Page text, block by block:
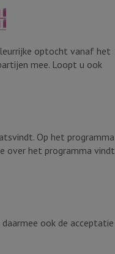
optocht vanaf het
mee. Loopt u ook
Op het programma
over het programma vindt
ook de acceptatie